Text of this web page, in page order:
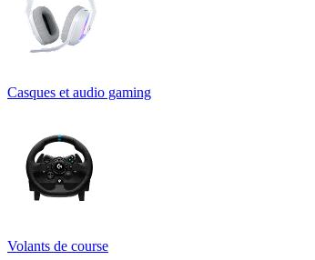
Casques et audio gaming
Volants de course